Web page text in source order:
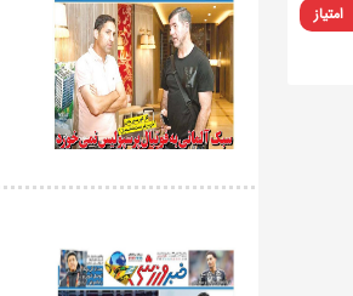
امتیاز